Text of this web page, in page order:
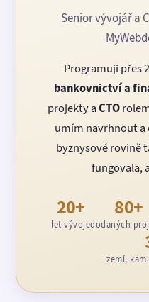
Senior vývojář a
Programuji přes
bankovnictví a
projekty aCTO
umím navrhnout
byznysové rovině
fungovala,
20+
let vývoje
80+
dodaných
zemí,